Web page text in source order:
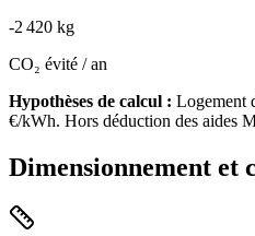
-2 420 kg
CO₂ évité / an
Hypothèses de calcul : Logement
€/kWh. Hors déduction des aides
Dimensionnement et